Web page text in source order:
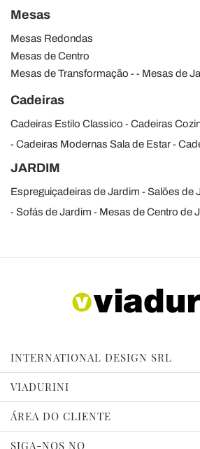
Mesas
Mesas Redondas
Mesas de Centro
Mesas de Transformação
Mesas de
Cadeiras
Cadeiras Estilo Classico
Cadeiras
Cadeiras Modernas Sala de Estar
JARDIM
Espreguiçadeiras de Jardim
Salões de
Sofás de Jardim
Mesas de Centro de
INTERNATIONAL DESIGN SRL
VIADURINI
ÁREA DO CLIENTE
SIGA-NOS NO